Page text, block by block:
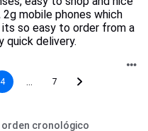
mobile phones which
its so easy to order from a
quick delivery.
4 7
orden cronológico